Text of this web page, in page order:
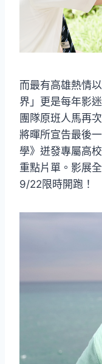
而最有高雄熱情
界」更是每年影
團隊原班人馬再
將暉所宣告最後
學》迸發專屬高
重點片單。影展
9/22限時開跑！